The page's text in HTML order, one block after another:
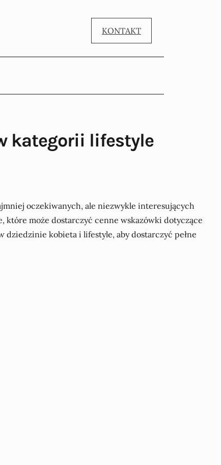
KONTAKT
kategorii lifestyle
oczekiwanych, ale niezwykle interesujących
które może dostarczyć cenne wskazówki dotyczące
dziedzinie kobieta i lifestyle, aby dostarczyć pełne